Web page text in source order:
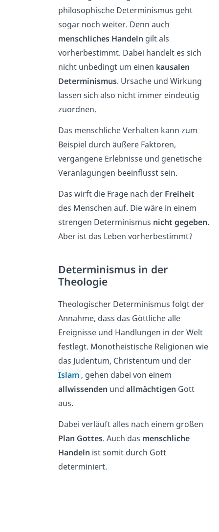
philosophische Determinismus geht
sogar noch weiter. Denn auch
menschliches Handeln gilt als
vorherbestimmt. Dabei handelt es sich
nicht unbedingt um einen kausalen
Determinismus. Ursache und Wirkung
lassen sich also nicht immer eindeutig
zuordnen.
Das menschliche Verhalten kann zum
Beispiel durch äußere Faktoren,
vergangene Erlebnisse und genetische
Veranlagungen beeinflusst sein.
Das wirft die Frage nach der Freiheit
des Menschen auf. Die wäre in einem
strengen Determinismus nicht gegeben.
Aber ist das Leben vorherbestimmt?
Determinismus in der
Theologie
Theologischer Determinismus folgt der
Annahme, dass das Göttliche alle
Ereignisse und Handlungen in der Welt
festlegt. Monotheistische Religionen wie
das Judentum, Christentum und der
Islam, gehen dabei von einem
allwissenden und allmächtigen Gott
aus.
Dabei verläuft alles nach einem großen
Plan Gottes. Auch das menschliche
Handeln ist somit durch Gott
determiniert.